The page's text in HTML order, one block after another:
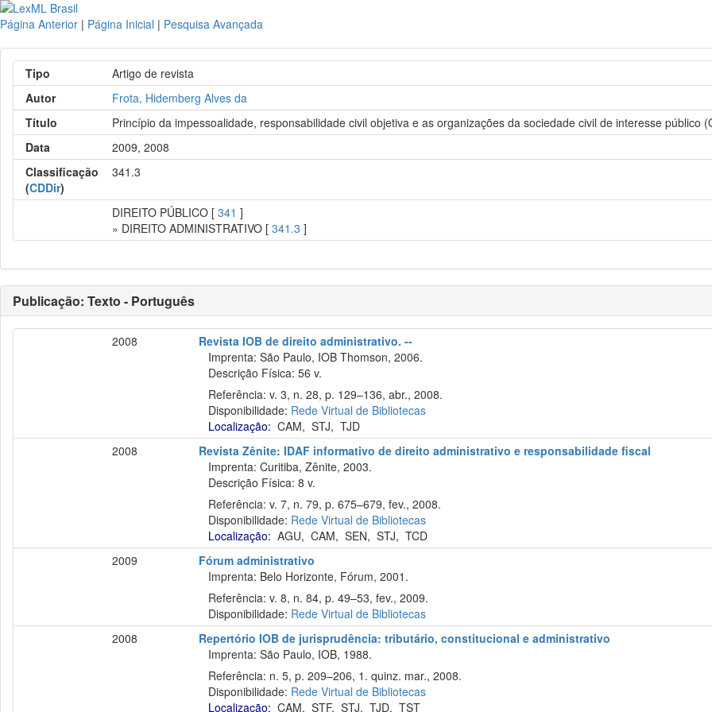
Página Anterior | Página Inicial | Pesquisa Avançada
Tipo
Artigo de revista
Autor
Frota, Hidemberg Alves da
Título
Princípio da impessoalidade, responsabilidade civil objetiva e as organizações da sociedade civil de interesse público
Data
2009, 2008
Classificação
(CDDir)
341.3
DIREITO PÚBLICO [341 ]
» DIREITO ADMINISTRATIVO [341.3 ]
Publicação: Texto - Português
2008
Revista IOB de direito administrativo. --
Imprenta: São Paulo, IOB Thomson, 2006.
Descrição Física: 56 v.
Referência: v. 3, n. 28, p. 129–136, abr., 2008.
Disponibilidade: Rede Virtual de Bibliotecas
Localização: CAM,STJ,TJD
2008
Revista Zênite: IDAF informativo de direito administrativo e responsabilidade fiscal
Imprenta: Curitiba, Zênite, 2003.
Descrição Física: 8 v.
Referência: v. 7, n. 79, p. 675–679, fev., 2008.
Disponibilidade: Rede Virtual de Bibliotecas
Localização: AGU,CAM,SEN,STJ,TCD
2009
Fórum administrativo
Imprenta: Belo Horizonte, Fórum, 2001.
Referência: v. 8, n. 84, p. 49–53, fev., 2009.
Disponibilidade: Rede Virtual de Bibliotecas
2008
Repertório IOB de jurisprudência: tributário, constitucional e administrativo
Imprenta: São Paulo, IOB, 1988.
Referência: n. 5, p. 209–206, 1. quinz. mar., 2008.
Disponibilidade: Rede Virtual de Bibliotecas
Localização: CAM,STF,STJ,TJD,TST